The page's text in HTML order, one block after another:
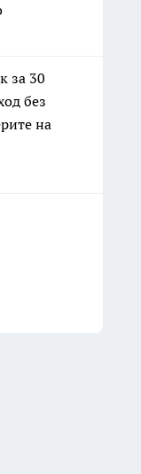
за 30
без
на